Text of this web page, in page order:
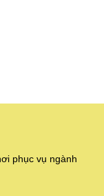
phục vụ ngành